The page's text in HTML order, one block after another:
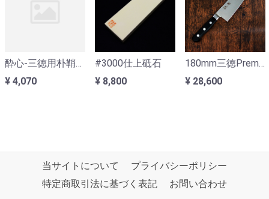
酔心-三徳用朴鞘ピン付 180ｍｍ
¥ 4,070
#3000仕上砥石
¥ 8,800
180mm三徳Premium-INOX
¥ 28,600
当サイトについて
プライバシーポリシー
特定商取引法に基づく表記
お問い合わせ